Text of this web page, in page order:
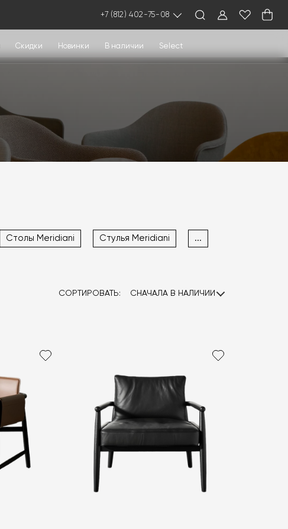
+7 (812) 402-75-08
Скидки Новинки В наличии Select
Столы Meridiani Стулья Meridiani ...
СОРТИРОВАТЬ: СНАЧАЛА В НАЛИЧИИ